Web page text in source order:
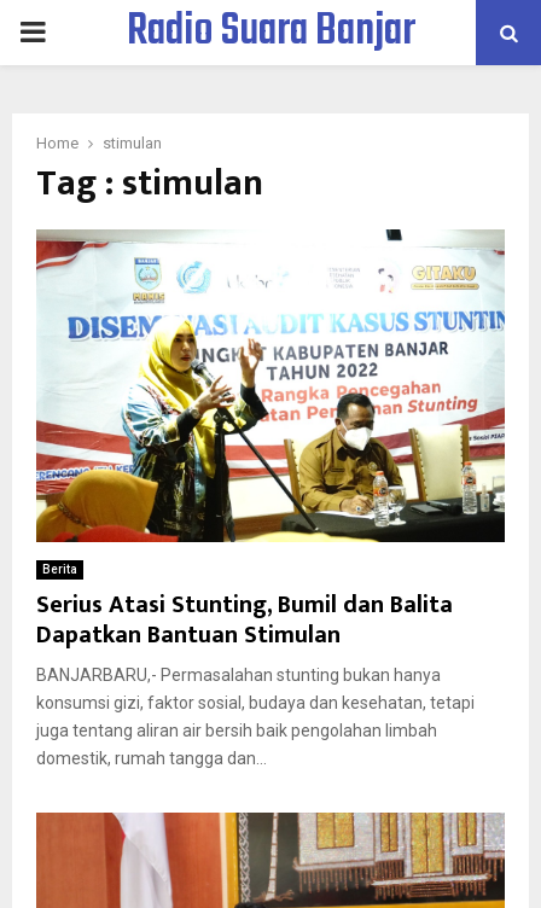
PRIMARYRadio Suara Banjar
Home stimulan
Tag : stimulan
Berita
Serius Atasi Stunting, Bumil dan Balita
Dapatkan Bantuan Stimulan
BANJARBARU,- Permasalahan stunting bukan hanya
konsumsi gizi, faktor sosial, budaya dan kesehatan, tetapi
juga tentang aliran air bersih baik pengolahan limbah
domestik, rumah tangga dan...